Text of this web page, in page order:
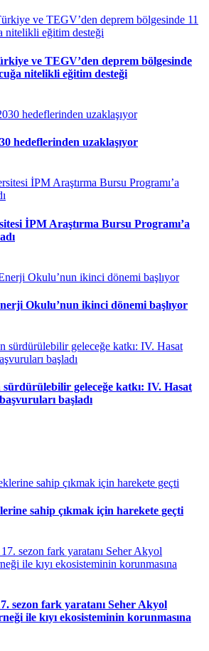
ve TEGV’den deprem bölgesinde
nitelikli eğitim desteği
hedeflerinden uzaklaşıyor
İPM Araştırma Bursu Programı’a
Okulu’nun ikinci dönemi başlıyor
sürdürülebilir geleceğe katkı: IV. Hasat
başladı
sahip çıkmak için harekete geçti
sezon fark yaratanı Seher Akyol
ile kıyı ekosisteminin korunmasına